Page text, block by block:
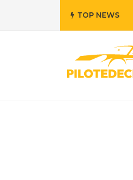
TOP NEWS
: Exploration de la